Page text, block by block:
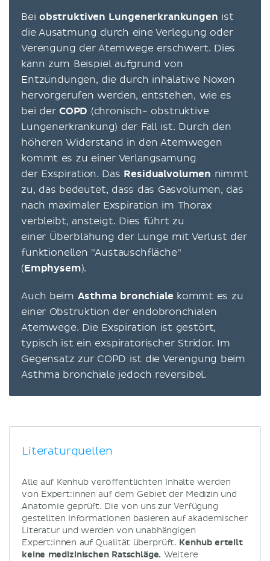
Bei obstruktiven Lungenerkrankungen ist
die Ausatmung durch eine Verlegung oder
Verengung der Atemwege erschwert. Dies
kann zum Beispiel aufgrund von
Entzündungen, die durch inhalative Noxen
hervorgerufen werden, entstehen, wie es
bei der COPD (chronisch- obstruktive
Lungenerkrankung) der Fall ist. Durch den
höheren Widerstand in den Atemwegen
kommt es zu einer Verlangsamung
der Exspiration. Das Residualvolumen nimmt
zu, das bedeutet, dass das Gasvolumen, das
nach maximaler Exspiration im Thorax
verbleibt, ansteigt. Dies führt zu
einer Überblähung der Lunge mit Verlust der
funktionellen "Austauschfläche"
(Emphysem).
Auch beim Asthma bronchiale kommt es zu
einer Obstruktion der endobronchialen
Atemwege. Die Exspiration ist gestört,
typisch ist ein exspiratorischer Stridor. Im
Gegensatz zur COPD ist die Verengung beim
Asthma bronchiale jedoch reversibel.
Literaturquellen
Alle auf Kenhub veröffentlichten Inhalte werden
von Expert:innen auf dem Gebiet der Medizin und
Anatomie geprüft. Die von uns zur Verfügung
gestellten Informationen basieren auf akademischer
Literatur und werden von unabhängigen
Expert:innen auf Qualität überprüft. Kenhub erteilt
keine medizinischen Ratschläge. Weitere